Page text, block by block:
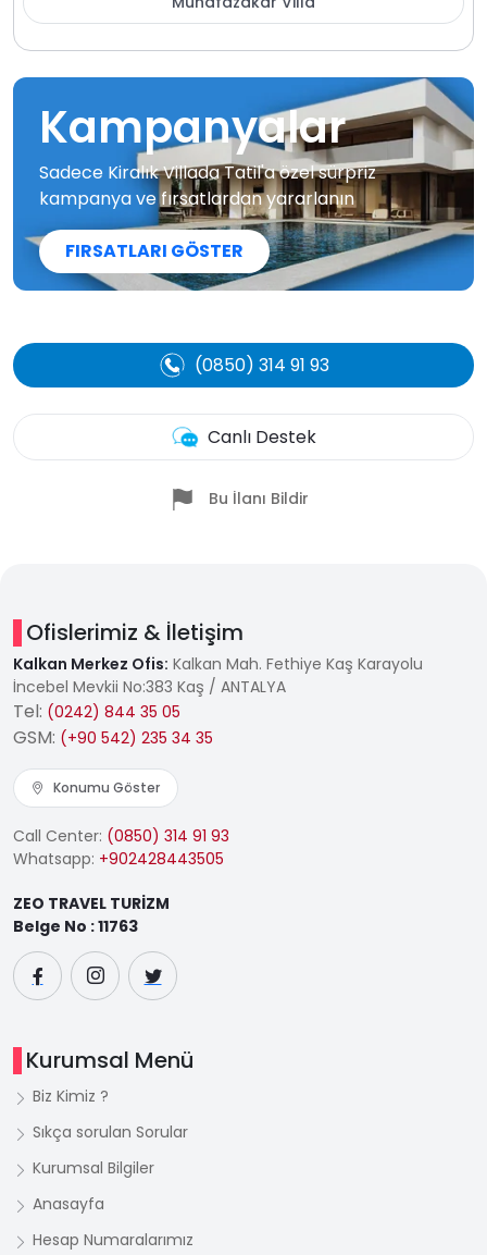
Kampanyalar
Sadece Kiralık Villada Tatil'a özel sürpriz
kampanya ve fırsatlardan yararlanın
FIRSATLARI GÖSTER
(0850) 314 91 93
Canlı Destek
Bu İlanı Bildir
Ofislerimiz & İletişim
Kalkan Merkez Ofis: Kalkan Mah. Fethiye Kaş Karayolu
İncebel Mevkii No:383 Kaş / ANTALYA
Tel: (0242) 844 35 05
GSM: (+90 542) 235 34 35
Konumu Göster
Call Center: (0850) 314 91 93
Whatsapp: +902428443505
ZEO TRAVEL TURİZM
Belge No : 11763
Kurumsal Menü
Biz Kimiz ?
Sıkça sorulan Sorular
Kurumsal Bilgiler
Anasayfa
Hesap Numaralarımız